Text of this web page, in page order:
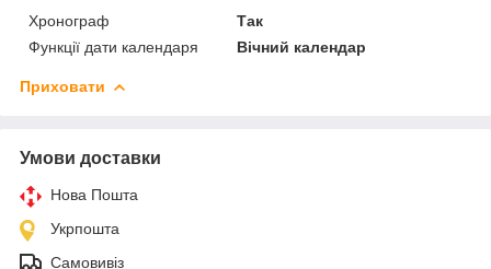
Хронограф
Так
Функції дати календаря
Вічний календар
Приховати
Умови доставки
Нова Пошта
Укрпошта
Самовивіз